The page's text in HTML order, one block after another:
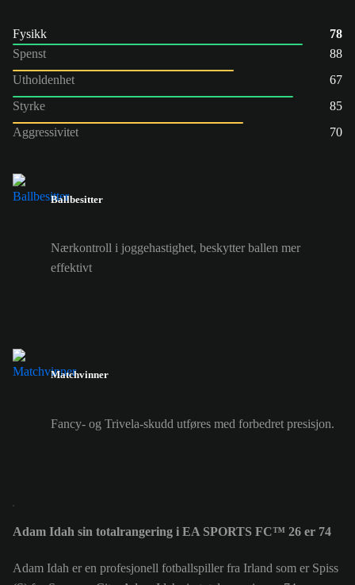
Fysikk
78
Spenst
88
Utholdenhet
67
Styrke
85
Aggressivitet
70
Ballbesitter
Nærkontroll i joggehastighet, beskytter ballen mer
effektivt
Matchvinner
Fancy- og Trivela-skudd utføres med forbedret presisjon.
Adam Idah sin totalrangering i EA SPORTS FC™ 26 er 74
Adam Idah er en profesjonell fotballspiller fra Irland som er Spiss